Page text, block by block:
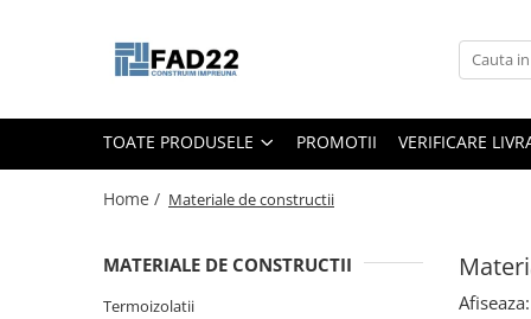
Toate Produsele
Vata minerala
Accesorii termosistem
TOATE PRODUSELE PROMOTII VERIFICARE
Home / Materiale de constructii
MATERIALE DE CONSTRUCTII
Termoizolatii
Afiseaza: